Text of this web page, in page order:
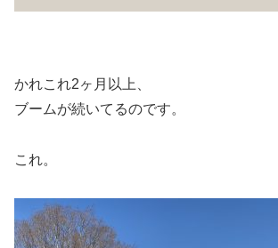
かれこれ2ヶ月以上、
ブームが続いてるのです。
これ。